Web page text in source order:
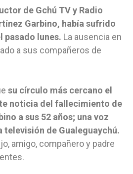
de Gchú TV y Radio
Garbino, había sufrido
pasado lunes. La ausencia en
a sus compañeros de
su círculo más cercano el
noticia del fallecimiento de
a sus 52 años; una voz
televisión de Gualeguaychú.
amigo, compañero y padre